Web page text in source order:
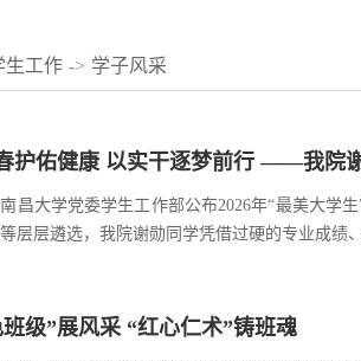
生工作 -> 学子风采
护佑健康 以实干逐梦前行 ——我院
昌大学党委学生工作部公布2026年“最美大学
层层遴选，我院谢勋同学凭借过硬的专业成绩
班级”展风采 “红心仁术”铸班魂